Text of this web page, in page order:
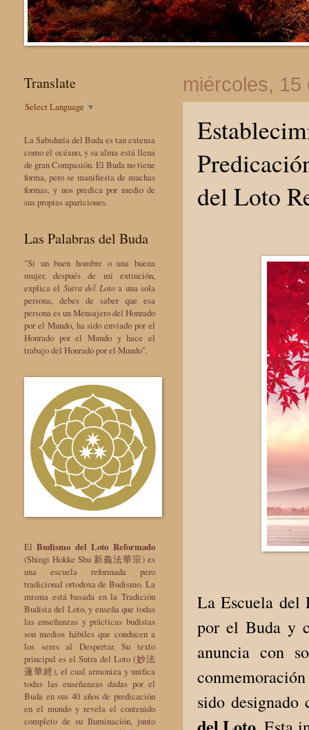
miércoles, 15
del Loto
La Escuela del
por el Buda y
anuncia con
sido
Translate
Select Language ▼
La Sabiduría del Buda es tan extensa
como el océano, y su alma está llena
de gran Compasión. El Buda no tiene
forma, pero se manifiesta de muchas
formas, y nos predica por medio de
sus propias apariciones.
Las Palabras del Buda
"Si un buen hombre o una buena
mujer, después de mi extinción,
explica el Sutra del Lotoa una sola
persona, debes de saber que esa
persona es un Mensajero del Honrado
por el Mundo, ha sido enviado por el
Honrado por el Mundo y hace el
trabajo del Honrado por el Mundo".
ElBudismo del Loto Reformado
(Shingi Hokke Shu 新義法華宗) es
una escuela reformada pero
tradicional ortodoxa de Budismo. La
misma está basada en la Tradición
Budista del Loto, y enseña que todas
las enseñanzas y prácticas budistas
son medios hábiles que conducen a
los seres al Despertar. Su texto
principal es el Sutra del Loto (妙法
蓮華經), el cual armoniza y unifica
todas las enseñanzas dadas por el
Buda en sus 40 años de predicación
en el mundo y revela el contenido
completo de su Iluminación, junto